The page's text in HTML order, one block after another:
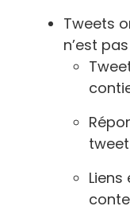
Tweets
n’est